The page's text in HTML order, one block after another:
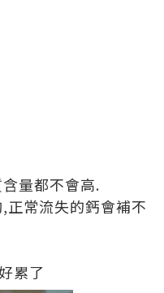
量都不會高.
正常流失的鈣會補不
累了